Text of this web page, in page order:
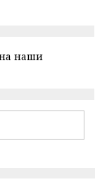
наши